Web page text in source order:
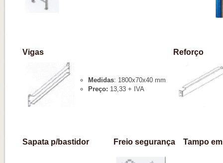
Vigas
Medidas: 1800x70x40 mm
Preço: 13,33 + IVA
Reforço
Sapata p/bastidor Freio segurança Tampo